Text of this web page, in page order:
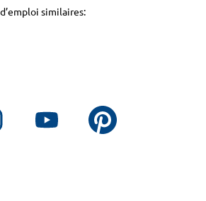
similaires:
o